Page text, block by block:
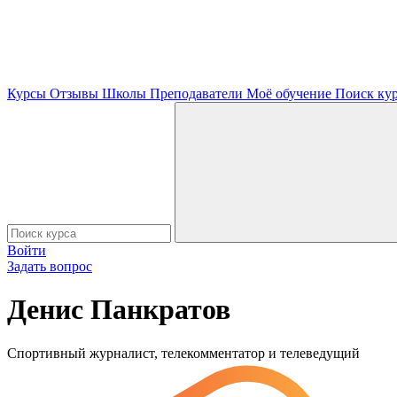
Курсы Отзывы Школы Преподаватели Моё обучение Поиск
Войти
Задать вопрос
Денис Панкратов
Спортивный журналист, телекомментатор и телеведущий